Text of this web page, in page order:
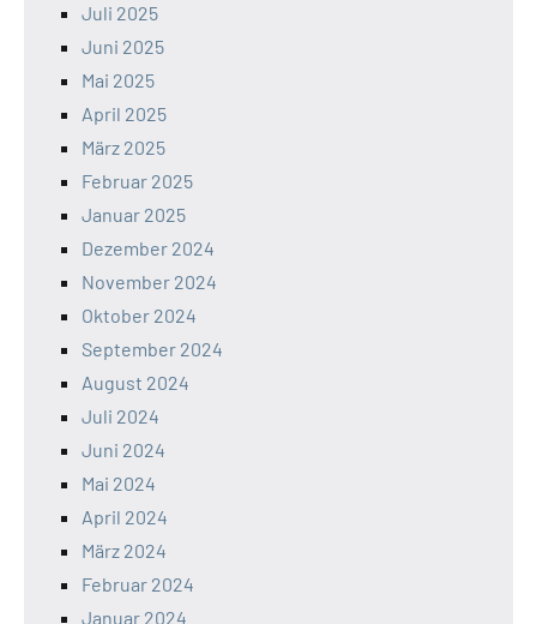
Juli 2025
Juni 2025
Mai 2025
April 2025
März 2025
Februar 2025
Januar 2025
Dezember 2024
November 2024
Oktober 2024
September 2024
August 2024
Juli 2024
Juni 2024
Mai 2024
April 2024
März 2024
Februar 2024
Januar 2024